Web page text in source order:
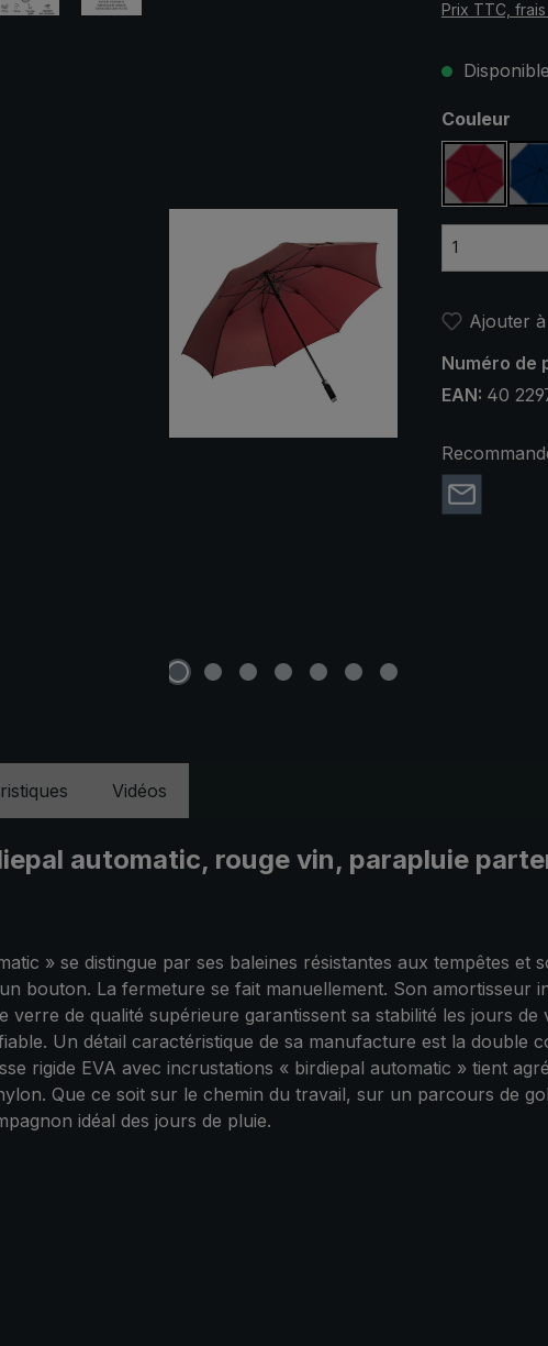
Prix TTC,
Sélectionnez
Couleur
rouge vin
Ajouter
Numéro de
EAN: 40
Vidéos
automatic, rouge vin, parapluie
» se distingue par ses baleines résistantes aux tempêtes
bouton. La fermeture se fait manuellement. Son
de qualité supérieure garantissent sa stabilité les jours
Un détail caractéristique de sa manufacture est la double
rigide EVA avec incrustations « birdiepal automatic » tient
Que ce soit sur le chemin du travail, sur un parcours de
idéal des jours de pluie.